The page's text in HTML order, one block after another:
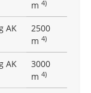
m 4)
AK
2500
m 4)
AK
3000
m 4)